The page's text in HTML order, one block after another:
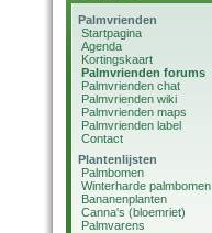
Palmvrienden
Startpagina
Agenda
Kortingskaart
Palmvrienden forums
Palmvrienden chat
Palmvrienden wiki
Palmvrienden maps
Palmvrienden label
Contact
Plantenlijsten
Palmbomen
Winterharde palmbomen
Bananenplanten
Canna's (bloemriet)
Palmvarens